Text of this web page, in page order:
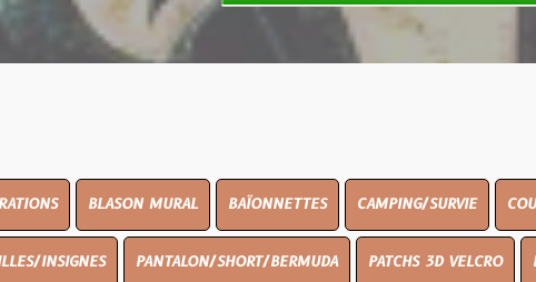
BLASON MURAL BAÏONNETTES CAMPING/SURVIE COUTELLERIE
PANTALON/SHORT/BERMUDA PATCHS 3D VELCRO PEINTURE